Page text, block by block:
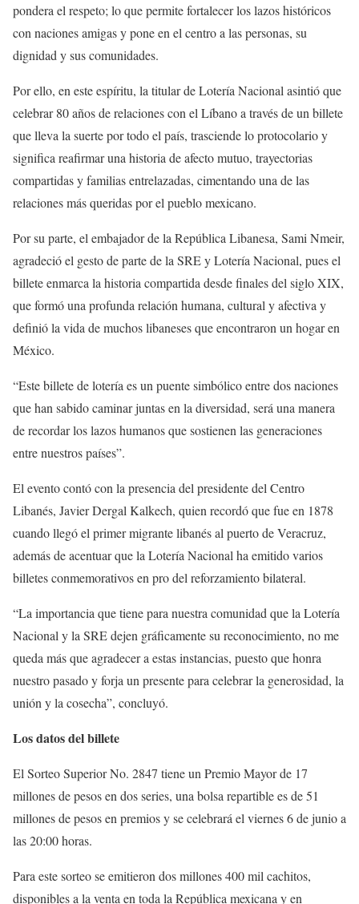
pondera el respeto; lo que permite fortalecer los lazos históricos
con naciones amigas y pone en el centro a las personas, su
dignidad y sus comunidades.
Por ello, en este espíritu, la titular de Lotería Nacional asintió que
celebrar 80 años de relaciones con el Líbano a través de un billete
que lleva la suerte por todo el país, trasciende lo protocolario y
significa reafirmar una historia de afecto mutuo, trayectorias
compartidas y familias entrelazadas, cimentando una de las
relaciones más queridas por el pueblo mexicano.
Por su parte, el embajador de la República Libanesa, Sami Nmeir,
agradeció el gesto de parte de la SRE y Lotería Nacional, pues el
billete enmarca la historia compartida desde finales del siglo XIX,
que formó una profunda relación humana, cultural y afectiva y
definió la vida de muchos libaneses que encontraron un hogar en
México.
“Este billete de lotería es un puente simbólico entre dos naciones
que han sabido caminar juntas en la diversidad, será una manera
de recordar los lazos humanos que sostienen las generaciones
entre nuestros países”.
El evento contó con la presencia del presidente del Centro
Libanés, Javier Dergal Kalkech, quien recordó que fue en 1878
cuando llegó el primer migrante libanés al puerto de Veracruz,
además de acentuar que la Lotería Nacional ha emitido varios
billetes conmemorativos en pro del reforzamiento bilateral.
“La importancia que tiene para nuestra comunidad que la Lotería
Nacional y la SRE dejen gráficamente su reconocimiento, no me
queda más que agradecer a estas instancias, puesto que honra
nuestro pasado y forja un presente para celebrar la generosidad, la
unión y la cosecha”, concluyó.
Los datos del billete
El Sorteo Superior No. 2847 tiene un Premio Mayor de 17
millones de pesos en dos series, una bolsa repartible es de 51
millones de pesos en premios y se celebrará el viernes 6 de junio a
las 20:00 horas.
Para este sorteo se emitieron dos millones 400 mil cachitos,
disponibles a la venta en toda la República mexicana y en